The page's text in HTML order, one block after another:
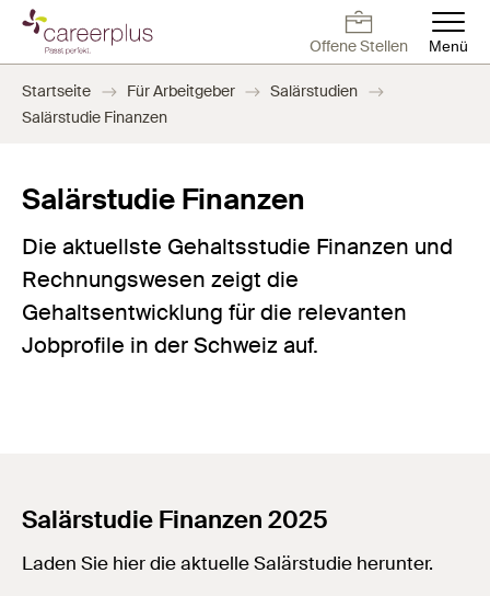
Direkt
zum
Inhalt
Offene Stellen Menü
Offene Stellen
Blog
Über uns
Offene Stellen
Careerplus
Deutsch Français English
Startseite Für Arbeitgeber
Salärstudien
Salärstudie Finanzen
Salärstudie Finanzen
Die aktuellste Gehaltsstudie Finanzen und
Rechnungswesen zeigt die
Gehaltsentwicklung für die relevanten
Jobprofile in der Schweiz auf.
Salärstudie Finanzen 2025
Laden Sie hier die aktuelle Salärstudie herunter.